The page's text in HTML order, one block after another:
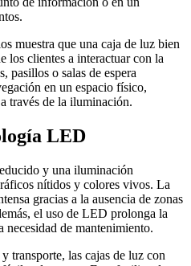
muestra que una caja de luz bien
los clientes a interactuar con la
pasillos o salas de espera
en un espacio físico,
través de la iluminación.
LED
y una iluminación
nítidos y colores vivos. La
gracias a la ausencia de zonas
el uso de LED prolonga la
de mantenimiento.
transporte, las cajas de luz con